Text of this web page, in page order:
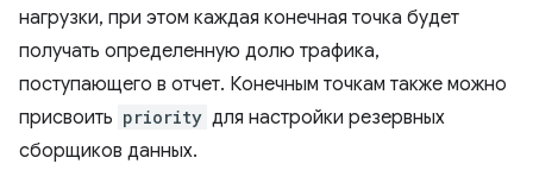
нагрузки, при этом каждая конечная точка будет
получать определенную долю трафика,
поступающего в отчет. Конечным точкам также можно
присвоить priority для настройки резервных
сборщиков данных.